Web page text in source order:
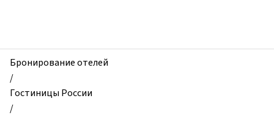
и
квартиры,
Атмосферная
квартира
Бронирование отелей
/
Гостиницы России
/